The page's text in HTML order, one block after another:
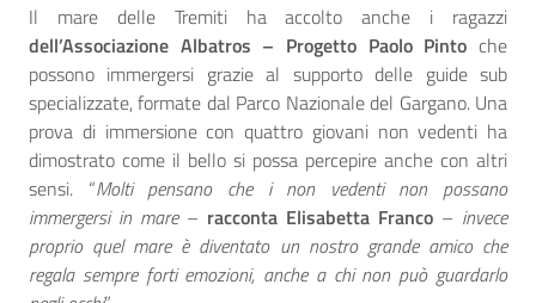
Il mare delle Tremiti ha accolto anche i ragazzi
dell’Associazione Albatros – Progetto Paolo Pinto che
possono immergersi grazie al supporto delle guide sub
specializzate, formate dal Parco Nazionale del Gargano. Una
prova di immersione con quattro giovani non vedenti ha
dimostrato come il bello si possa percepire anche con altri
sensi. “Molti pensano che i non vedenti non possano
immergersi in mare– racconta Elisabetta Franco – invece
proprio quel mare è diventato un nostro grande amico che
regala sempre forti emozioni, anche a chi non può guardarlo